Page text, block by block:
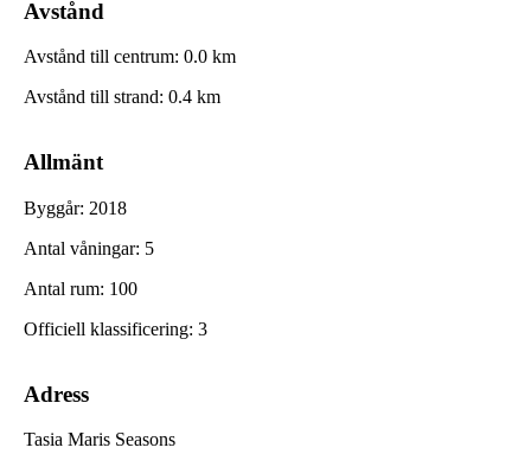
Avstånd
Avstånd till centrum: 0.0 km
Avstånd till strand: 0.4 km
Allmänt
Byggår: 2018
Antal våningar: 5
Antal rum: 100
Officiell klassificering: 3
Adress
Tasia Maris Seasons